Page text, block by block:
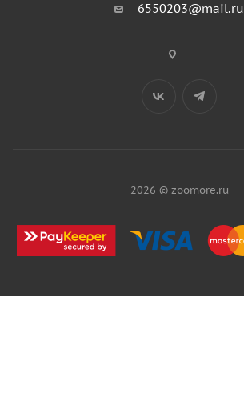
6550203@mail.ru
2026 © zoomore.ru